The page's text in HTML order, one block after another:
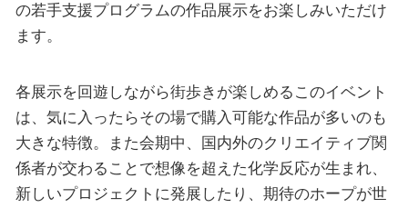
の若手支援プログラムの作品展示をお楽しみいただけ
ます。
各展示を回遊しながら街歩きが楽しめるこのイベント
は、気に入ったらその場で購入可能な作品が多いのも
大きな特徴。また会期中、国内外のクリエイティブ関
係者が交わることで想像を超えた化学反応が生まれ、
新しいプロジェクトに発展したり、期待のホープが世